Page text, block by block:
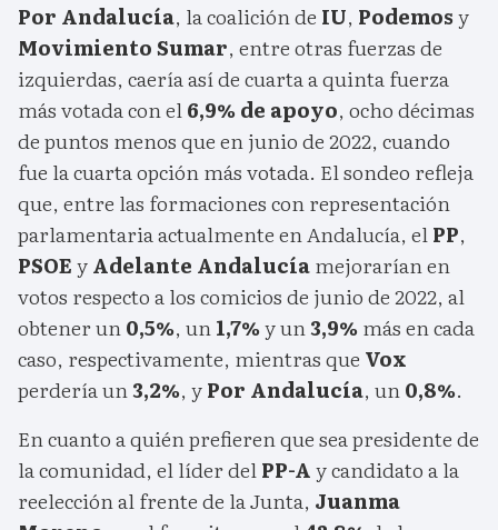
Por Andalucía, la coalición de IU, Podemosy
Movimiento Sumar, entre otras fuerzas de
izquierdas, caería así de cuarta a quinta fuerza
más votada con el6,9% de apoyo, ocho décimas
de puntos menos que en junio de 2022, cuando
fue la cuarta opción más votada. El sondeo refleja
que, entre las formaciones con representación
parlamentaria actualmente en Andalucía, elPP,
PSOEyAdelante Andalucíamejorarían en
votos respecto a los comicios de junio de 2022, al
obtener un0,5%, un1,7%y un3,9%más en cada
caso, respectivamente, mientras que Vox
perdería un3,2%, yPor Andalucía, un0,8%.
En cuanto a quién prefieren que sea presidente de
la comunidad, el líder delPP-Ay candidato a la
reelección al frente de la Junta, Juanma